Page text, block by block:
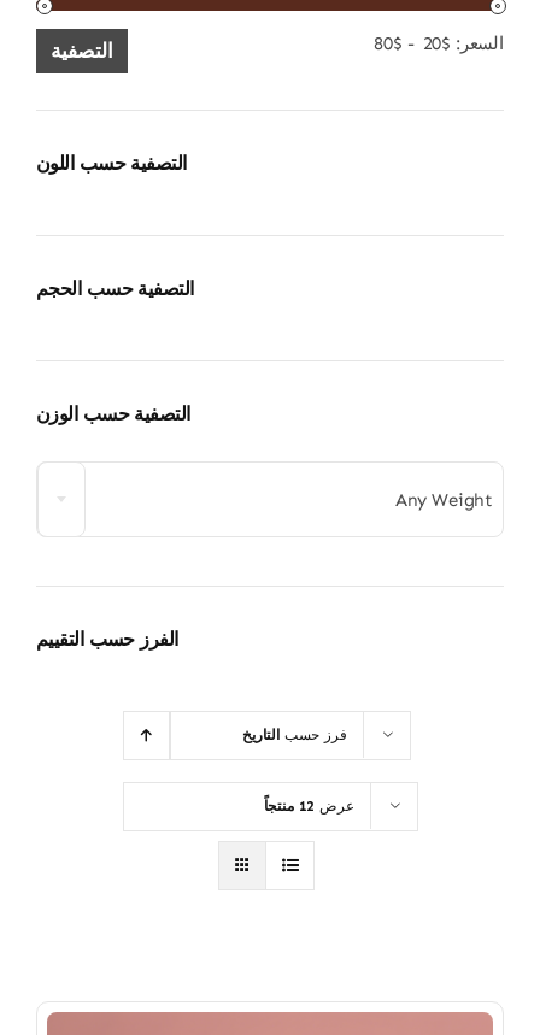
الحد
للسعر
الحد
للسعر
التصفية السعر: $20
-
$80
التصفية حسب اللون
التصفية حسب الحجم
التصفية حسب الوزن
Any Weight
الفرز حسب التقييم
فرز حسبالتاريخ
عرض 12 منتجاً